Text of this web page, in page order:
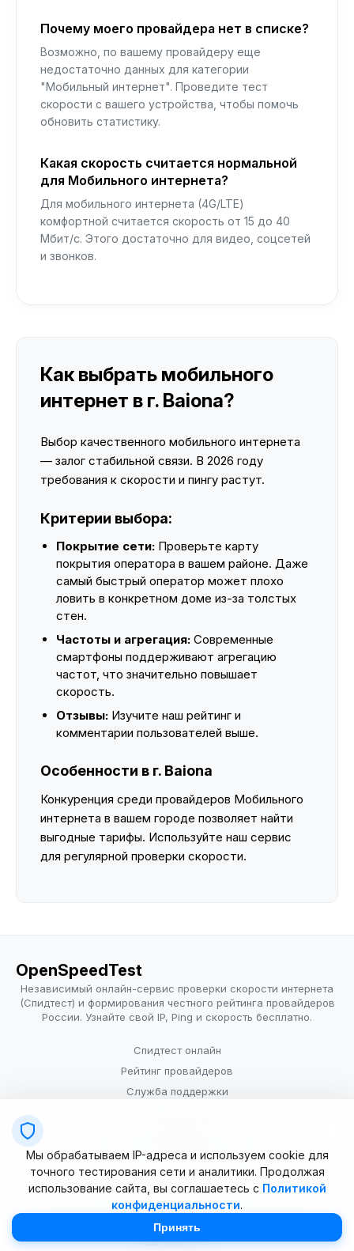
Почему моего провайдера нет в списке?
Возможно, по вашему провайдеру еще
недостаточно данных для категории
"Мобильный интернет". Проведите тест
скорости с вашего устройства, чтобы помочь
обновить статистику.
Какая скорость считается нормальной
для Мобильного интернета?
Для мобильного интернета (4G/LTE)
комфортной считается скорость от 15 до 40
Мбит/с. Этого достаточно для видео, соцсетей
и звонков.
Как выбрать мобильного
интернет в г. Baiona?
Выбор качественного мобильного интернета
— залог стабильной связи. В 2026 году
требования к скорости и пингу растут.
Критерии выбора:
Покрытие сети: Проверьте карту
покрытия оператора в вашем районе. Даже
самый быстрый оператор может плохо
ловить в конкретном доме из-за толстых
стен.
Частоты и агрегация: Современные
смартфоны поддерживают агрегацию
частот, что значительно повышает
скорость.
Отзывы: Изучите наш рейтинг и
комментарии пользователей выше.
Особенности в г. Baiona
Конкуренция среди провайдеров Мобильного
интернета в вашем городе позволяет найти
выгодные тарифы. Используйте наш сервис
для регулярной проверки скорости.
OpenSpeedTest
Независимый онлайн-сервис проверки скорости интернета
(Спидтест) и формирования честного рейтинга провайдеров
России. Узнайте свой IP, Ping и скорость бесплатно.
Спидтест онлайн
Рейтинг провайдеров
Служба поддержки
Условия использования
© 2025–2026 OpenSpeedTest (ИП Долматова В.В.). Все права
Мы обрабатываем IP-адреса и используем cookie для
точного тестирования сети и аналитики. Продолжая
использование сайта, вы соглашаетесь с Политикой
конфиденциальности.
Принять